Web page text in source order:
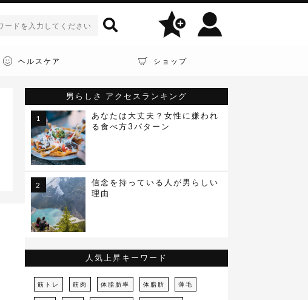
ヘルスケア ショップ
男らしさ
アクセスランキング
あなたは大丈夫？女性に嫌われ
る食べ方3パターン
信念を持っている人が男らしい
理由
人気上昇キーワード
筋トレ 筋肉 体脂肪率 体脂肪 薄毛